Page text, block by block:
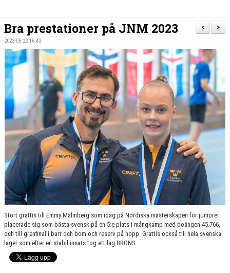
WEBBSHOP
NYHETER
>
<
Bra prestationer på JNM 2023
2023-05-22 16:43
Stort grattis till Emmy Malmberg som idag på Nordiska mästerskapen för juniorer
placerade sig som bästa svensk på en 5:e plats i mångkamp med poängen 45.766,
och till grenfinal i barr och bom och reserv på hopp. Grattis också till hela svenska
laget som efter en stabil insats tog ett lag BRONS